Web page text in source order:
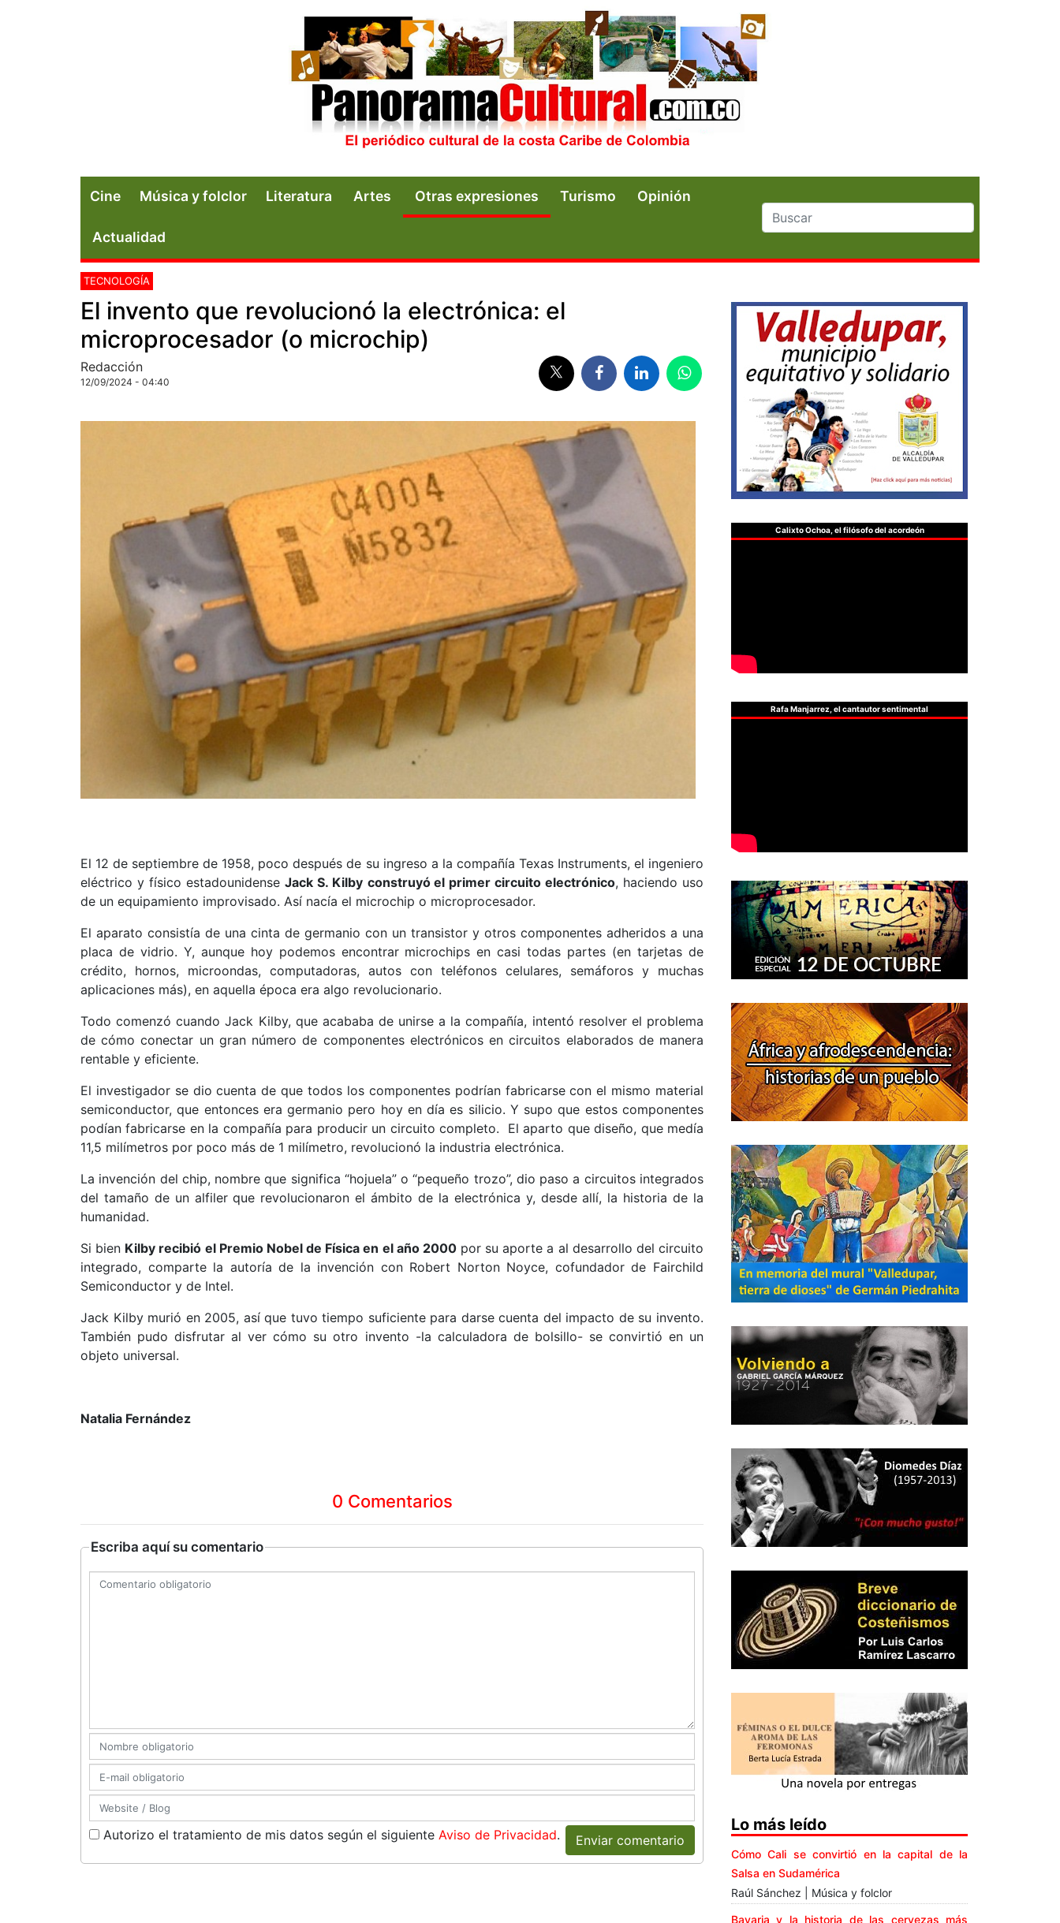
Cine Música y folclor Literatura Artes Otras expresiones Turismo Opinión
Actualidad
TECNOLOGÍA
El invento que revolucionó la electrónica: el
microprocesador (o microchip)
Redacción
12/09/2024 - 04:40
El 12 de septiembre de 1958, poco después de su ingreso a la compañía Texas Instruments, el ingeniero
eléctrico y físico estadounidense Jack S. Kilby construyó el primer circuito electrónico, haciendo uso
de un equipamiento improvisado. Así nacía el microchip o microprocesador.
El aparato consistía de una cinta de germanio con un transistor y otros componentes adheridos a una
placa de vidrio. Y, aunque hoy podemos encontrar microchips en casi todas partes (en tarjetas de
crédito, hornos, microondas, computadoras, autos con teléfonos celulares, semáforos y muchas
aplicaciones más), en aquella época era algo revolucionario.
Todo comenzó cuando Jack Kilby, que acababa de unirse a la compañía, intentó resolver el problema
de cómo conectar un gran número de componentes electrónicos en circuitos elaborados de manera
rentable y eficiente.
El investigador se dio cuenta de que todos los componentes podrían fabricarse con el mismo material
semiconductor, que entonces era germanio pero hoy en día es silicio. Y supo que estos componentes
podían fabricarse en la compañía para producir un circuito completo. El aparto que diseño, que medía
11,5 milímetros por poco más de 1 milímetro, revolucionó la industria electrónica.
La invención del chip, nombre que significa “hojuela” o “pequeño trozo”, dio paso a circuitos integrados
del tamaño de un alfiler que revolucionaron el ámbito de la electrónica y, desde allí, la historia de la
humanidad.
Si bien Kilby recibió el Premio Nobel de Física en el año 2000por su aporte a al desarrollo del circuito
integrado, comparte la autoría de la invención con Robert Norton Noyce, cofundador de Fairchild
Semiconductor y de Intel.
Jack Kilby murió en 2005, así que tuvo tiempo suficiente para darse cuenta del impacto de su invento.
También pudo disfrutar al ver cómo su otro invento -la calculadora de bolsillo- se convirtió en un
objeto universal.
Natalia Fernández
0 Comentarios
Escriba aquí su comentario
Autorizo el tratamiento de mis datos según el siguiente Aviso de Privacidad. Enviar comentario
Calixto Ochoa, el filósofo del acordeón
Rafa Manjarrez, el cantautor sentimental
Lo más leído
Cómo Cali se convirtió en la capital de la
Salsa en Sudamérica
Raúl Sánchez | Música y folclor
Bavaria y la historia de las cervezas más